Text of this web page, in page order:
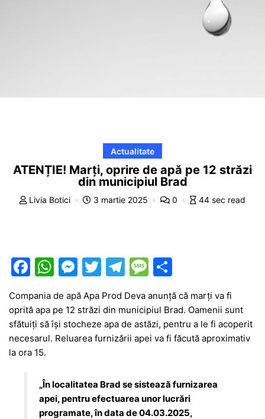
Actualitate
ATENȚIE! Marți, oprire de apă pe 12 străzi
din municipiul Brad
Livia Botici 3 martie 2025 0 44 sec read
F
c
e
b
o
o
k
W
at
s
A
p
M
s
s
e
g
er
T
itt
er
T
e
gr
a
M
s
s
a
e
ta
je
a
ă
Compania de apă Apa Prod Deva anunță că marți va fi
oprită apa pe 12 străzi din municipiul Brad. Oamenii sunt
sfătuiți să își stocheze apa de astăzi, pentru a le fi acoperit
necesarul. Reluarea furnizării apei va fi făcută aproximativ
la ora 15.
„În localitatea Brad se sistează furnizarea
apei, pentru efectuarea unor lucrări
programate, în data de 04.03.2025,